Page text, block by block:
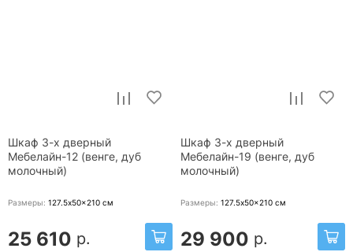
Шкаф 3-х дверный
Мебелайн-12 (венге, дуб
молочный)
Размеры: 127.5x50x210 см
25 610 р.
Шкаф 3-х дверный
Мебелайн-19 (венге, дуб
молочный)
Размеры: 127.5x50x210 см
29 900 р.